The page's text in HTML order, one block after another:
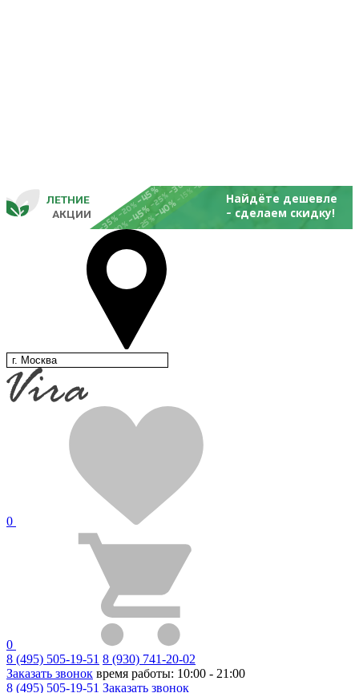
-20%
-25%
-45%
-35%-20%
-25%
-45%
-30%
-15%
-20%
-25%
-40%
АКЦИИ
ЛЕТНИЕ Найдёте дешевле
- сделаем
г. Москва
0
0
8 (495) 505-19-51 8 (930) 741-20-02
Заказать звонок время работы: 10:00 - 21:00
8 (495) 505-19-51 Заказать звонок